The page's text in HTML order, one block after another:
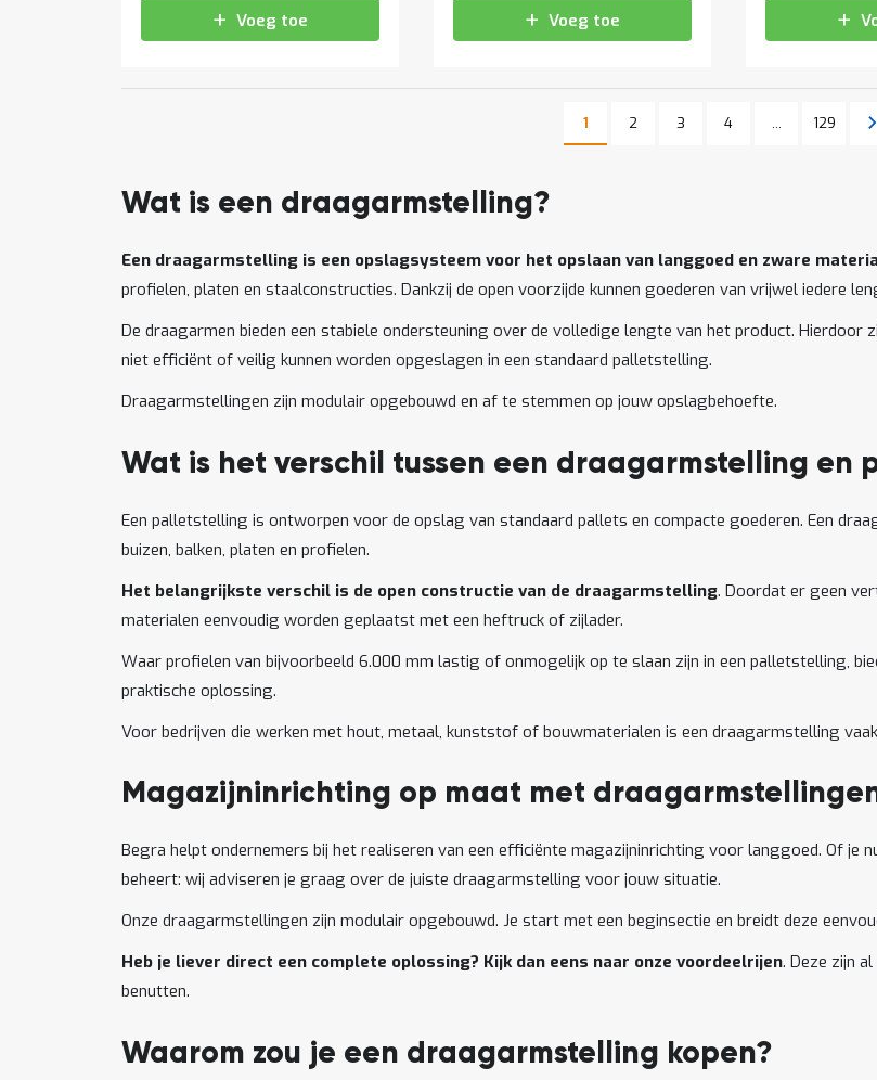
Voeg toe Voeg toe
Pagina
U lees momenteel pagina
1 Pagina
2 Pagina
3 Pagina
4 ... Pagina
129
Wat is een draagarmstelling?
Een draagarmstelling is een opslagsysteem voor het opslaan van langgoed en zware
profielen, platen en staalconstructies. Dankzij de open voorzijde kunnen goederen van vrijwel iedere
De draagarmen bieden een stabiele ondersteuning over de volledige lengte van het product.
niet efficiënt of veilig kunnen worden opgeslagen in een standaard palletstelling.
Draagarmstellingen zijn modulair opgebouwd en af te stemmen op jouw opslagbehoefte.
Wat is het verschil tussen een draagarmstelling en
Een palletstelling is ontworpen voor de opslag van standaard pallets en compacte goederen. Een
buizen, balken, platen en profielen.
Het belangrijkste verschil is de open constructie van de draagarmstelling. Doordat er geen
materialen eenvoudig worden geplaatst met een heftruck of zijlader.
Waar profielen van bijvoorbeeld 6.000 mm lastig of onmogelijk op te slaan zijn in een palletstelling,
praktische oplossing.
Voor bedrijven die werken met hout, metaal, kunststof of bouwmaterialen is een draagarmstelling
Magazijninrichting op maat met
Begra helpt ondernemers bij het realiseren van een efficiënte magazijninrichting voor langgoed. Of je
beheert: wij adviseren je graag over de juiste draagarmstelling voor jouw situatie.
Onze draagarmstellingen zijn modulair opgebouwd. Je start met een beginsectie en breidt deze
Heb je liever direct een complete oplossing? Kijk dan eens naar onze voordeelrijen. Deze zijn
benutten.
Waarom zou je een draagarmstelling kopen?